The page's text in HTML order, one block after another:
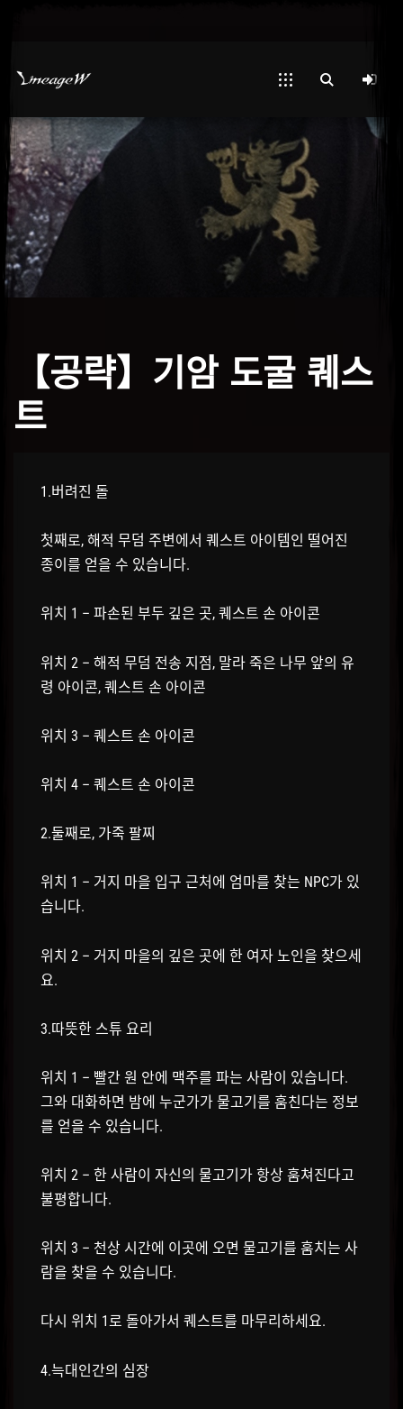
【공략】기암 도굴 퀘스
트
1.버려진 돌
첫째로, 해적 무덤 주변에서 퀘스트 아이템인 떨어진
종이를 얻을 수 있습니다.
위치 1 – 파손된 부두 깊은 곳, 퀘스트 손 아이콘
위치 2 – 해적 무덤 전송 지점, 말라 죽은 나무 앞의 유
령 아이콘, 퀘스트 손 아이콘
위치 3 – 퀘스트 손 아이콘
위치 4 – 퀘스트 손 아이콘
2.둘째로, 가죽 팔찌
위치 1 – 거지 마을 입구 근처에 엄마를 찾는 NPC가 있
습니다.
위치 2 – 거지 마을의 깊은 곳에 한 여자 노인을 찾으세
요.
3.따뜻한 스튜 요리
위치 1 – 빨간 원 안에 맥주를 파는 사람이 있습니다.
그와 대화하면 밤에 누군가가 물고기를 훔친다는 정보
를 얻을 수 있습니다.
위치 2 – 한 사람이 자신의 물고기가 항상 훔쳐진다고
불평합니다.
위치 3 – 천상 시간에 이곳에 오면 물고기를 훔치는 사
람을 찾을 수 있습니다.
다시 위치 1로 돌아가서 퀘스트를 마무리하세요.
4.늑대인간의 심장